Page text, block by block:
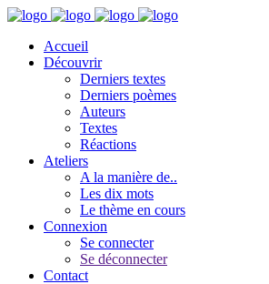
Accueil
Découvrir
Derniers textes
Derniers poèmes
Auteurs
Textes
Réactions
Ateliers
A la manière de..
Les dix mots
Le thème en cours
Connexion
Se connecter
Se déconnecter
Contact